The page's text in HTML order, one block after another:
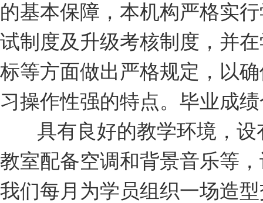
的基本保障，本机构严格实
试制度及升级考核制度，并
标等方面做出严格规定，以
习操作性强的特点。毕业成
具有良好的教学环境，
教室配备空调和背景音乐等
我们每月为学员组织一场造